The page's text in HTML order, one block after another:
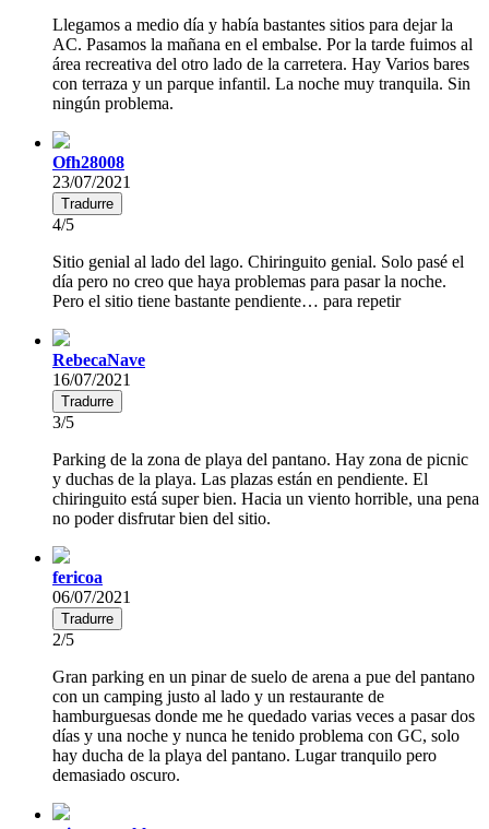
Llegamos a medio día y había bastantes sitios para dejar la
AC. Pasamos la mañana en el embalse. Por la tarde fuimos al
área recreativa del otro lado de la carretera. Hay Varios bares
con terraza y un parque infantil. La noche muy tranquila. Sin
ningún problema.
Ofh28008
23/07/2021
Tradurre
4/5
Sitio genial al lado del lago. Chiringuito genial. Solo pasé el
día pero no creo que haya problemas para pasar la noche.
Pero el sitio tiene bastante pendiente… para repetir
RebecaNave
16/07/2021
Tradurre
3/5
Parking de la zona de playa del pantano. Hay zona de picnic
y duchas de la playa. Las plazas están en pendiente. El
chiringuito está super bien. Hacia un viento horrible, una pena
no poder disfrutar bien del sitio.
fericoa
06/07/2021
Tradurre
2/5
Gran parking en un pinar de suelo de arena a pue del pantano
con un camping justo al lado y un restaurante de
hamburguesas donde me he quedado varias veces a pasar dos
días y una noche y nunca he tenido problema con GC, solo
hay ducha de la playa del pantano. Lugar tranquilo pero
demasiado oscuro.